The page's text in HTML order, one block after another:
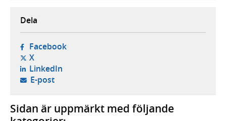
Dela
Facebook- öppnas i ny flik, extern webbplats,
X- öppnas i ny flik, extern webbplats,
LinkedIn- öppnas i ny flik, extern webbplats,
E-post- öppnar din e-postklient,
Sidan är uppmärkt med följande